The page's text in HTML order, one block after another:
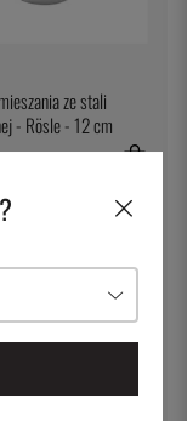
ze stali
- Rösle - 12 cm